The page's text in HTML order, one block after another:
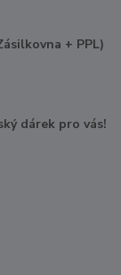
+ PPL)
dárek pro vás!